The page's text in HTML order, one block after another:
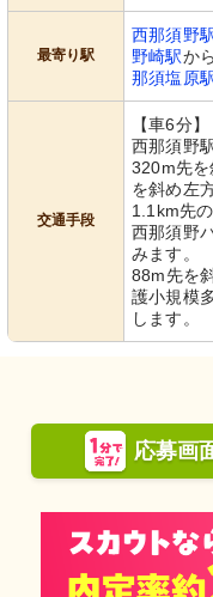
最寄り駅
西那須野
野崎駅か
那須塩原
交通手段
【車6分】
西那須野
320m先
を斜め左
1.1km先
西那須野
みます。
88m先を
護小規模
します。
応募画